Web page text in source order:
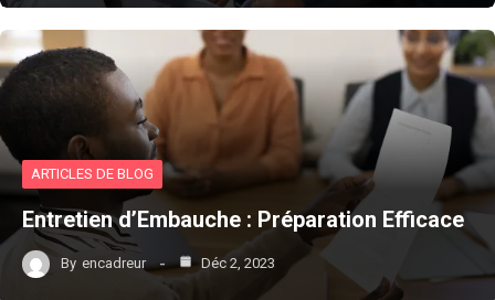
ARTICLES DE BLOG
Entretien d’Embauche : Préparation Efficace
By encadreur Déc 2, 2023